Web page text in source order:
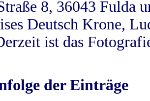
8, 36043 Fulda
Deutsch Krone,
ist das
der Einträge